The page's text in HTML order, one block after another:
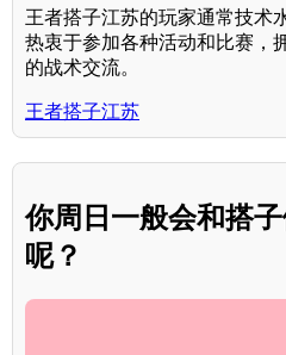
王者搭子江苏的玩家通常技术
热衷于参加各种活动和比赛，
的战术交流。
王者搭子江苏
你周日一般会和搭
呢？